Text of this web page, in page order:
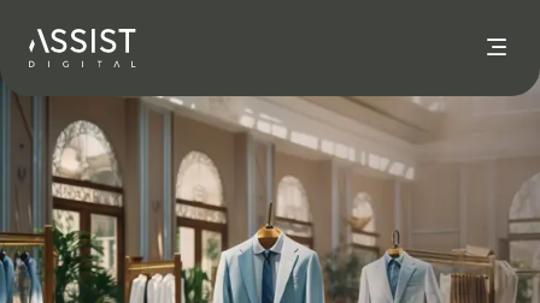
Nach Hause gehen